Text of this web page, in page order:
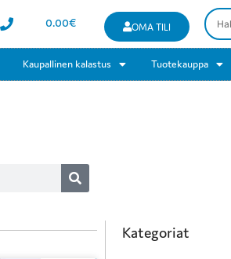
0.00€ OMA TILI
Kaupallinen kalastus Tuotekauppa
Kategoriat